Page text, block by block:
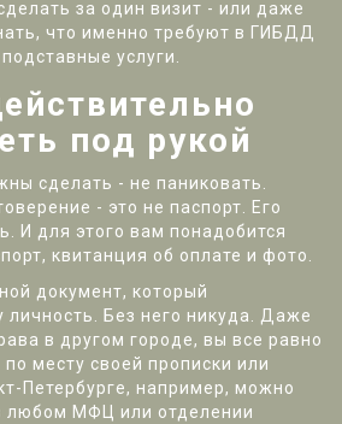
за один визит - или даже
что именно требуют в ГИБДД
услуги.
под рукой
сделать - не паниковать.
- это не паспорт. Его
И для этого вам понадобится
квитанция об оплате и фото.
документ, который
Без него никуда. Даже
в другом городе, вы все равно
месту своей прописки или
Петербурге, например, можно
любом МФЦ или отделении